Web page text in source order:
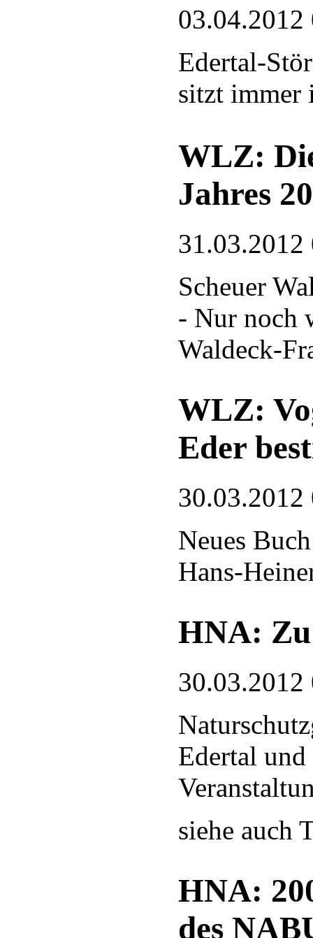
03.04.2012
Edertal-
sitzt immer
WLZ:
Jahres
31.03.2012
Scheuer
- Nur noch
Waldeck-
WLZ:
Eder
30.03.2012
Neues
Hans-
HNA:
30.03.2012
Edertal
siehe auch
HNA:
des